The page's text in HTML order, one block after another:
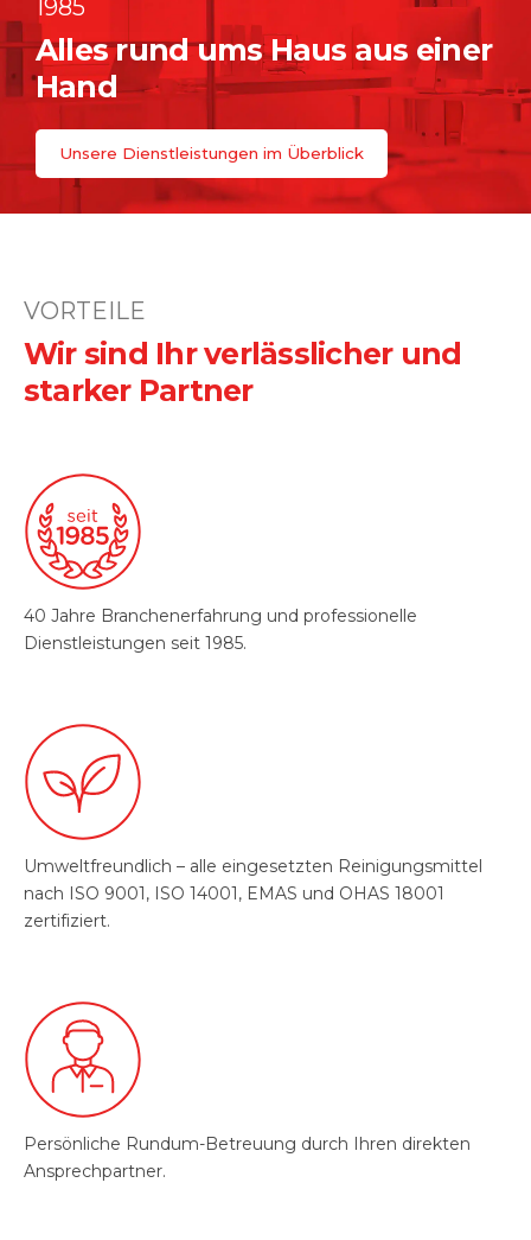
1985
Alles rund ums Haus aus einer
Hand
Unsere Dienstleistungen im Überblick
VORTEILE
Wir sind Ihr verlässlicher und
starker Partner
40 Jahre Branchenerfahrung und professionelle
Dienstleistungen seit 1985.
Umweltfreundlich – alle eingesetzten Reinigungsmittel
nach ISO 9001, ISO 14001, EMAS und OHAS 18001
zertifiziert.
Persönliche Rundum-Betreuung durch Ihren direkten
Ansprechpartner.